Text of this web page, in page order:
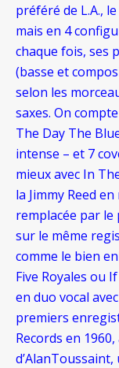
préféré de L.A.,
mais en 4
chaque fois, ses
(basse et
selon les
saxes. On
The Day The
intense – et 7
mieux avec In
la Jimmy Reed
remplacée par le
sur le même
comme le bien
Five Royales ou
en duo vocal
premiers
Records en